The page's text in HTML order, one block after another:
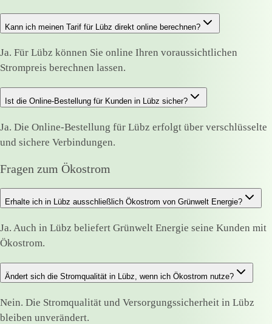
Kann ich meinen Tarif für Lübz direkt online berechnen?
Ja. Für Lübz können Sie online Ihren voraussichtlichen
Strompreis berechnen lassen.
Ist die Online-Bestellung für Kunden in Lübz sicher?
Ja. Die Online-Bestellung für Lübz erfolgt über verschlüsselte
und sichere Verbindungen.
Fragen zum Ökostrom
Erhalte ich in Lübz ausschließlich Ökostrom von Grünwelt Energie?
Ja. Auch in Lübz beliefert Grünwelt Energie seine Kunden mit
Ökostrom.
Ändert sich die Stromqualität in Lübz, wenn ich Ökostrom nutze?
Nein. Die Stromqualität und Versorgungssicherheit in Lübz
bleiben unverändert.